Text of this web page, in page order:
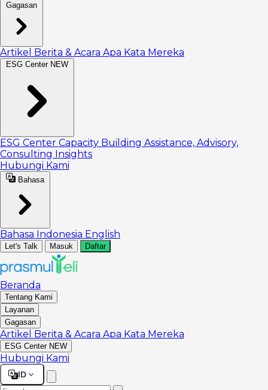
Gagasan
Artikel Berita & Acara Apa Kata Mereka
ESG Center NEW
ESG Center Capacity Building Assistance, Advisory,
Consulting Insights
Hubungi Kami
Bahasa
Bahasa Indonesia English
Let's Talk Masuk Daftar
Beranda
Tentang Kami
Layanan
Gagasan
Artikel Berita & Acara Apa Kata Mereka
ESG Center NEW
Hubungi Kami
ID